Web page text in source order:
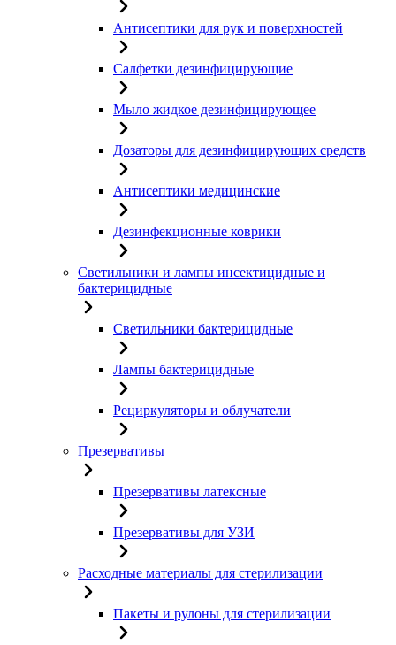
Антисептики для рук и поверхностей
Салфетки дезинфицирующие
Мыло жидкое дезинфицирующее
Дозаторы для дезинфицирующих средств
Антисептики медицинские
Дезинфекционные коврики
Светильники и лампы инсектицидные и
бактерицидные
Светильники бактерицидные
Лампы бактерицидные
Рециркуляторы и облучатели
Презервативы
Презервативы латексные
Презервативы для УЗИ
Расходные материалы для стерилизации
Пакеты и рулоны для стерилизации